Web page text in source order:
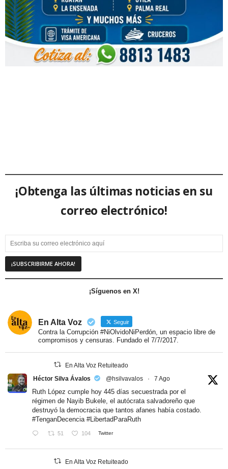
¡Obtenga las últimas noticias en su
correo electrónico!
¡Síguenos en X!
En Alta Voz Seguir
Contra la Corrupción #NiOlvidoNiPerdón, un espacio libre de
compromisos y censuras. Fundado el 7/7/2017.
En Alta Voz Retuiteado
Héctor Silva Ávalos
@hsilvavalos · 7 Ago
Ruth López cumple hoy 445 días secuestrada por el
régimen de Nayib Bukele, el autócrata salvadoreño que
destruyó la democracia que tantos afanes había costado.
#TenganDecencia #LibertadParaRuth
51 104 Twitter
En Alta Voz Retuiteado